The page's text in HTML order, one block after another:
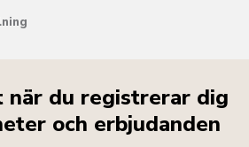
när du registrerar dig
och erbjudanden